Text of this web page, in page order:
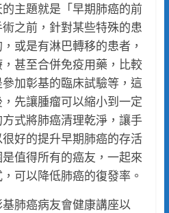
主題就是「早期肺癌的前
之前，針對某些特殊的患
或是有淋巴轉移的患者，
甚至合併免疫用藥，比較
加彰基的臨床試驗等，這
先讓腫瘤可以縮小到一定
式將肺癌清理乾淨，讓手
好的提升早期肺癌的存活
值得所有的癌友，一起來
可以降低肺癌的復發率。
肺癌病友會健康講座以